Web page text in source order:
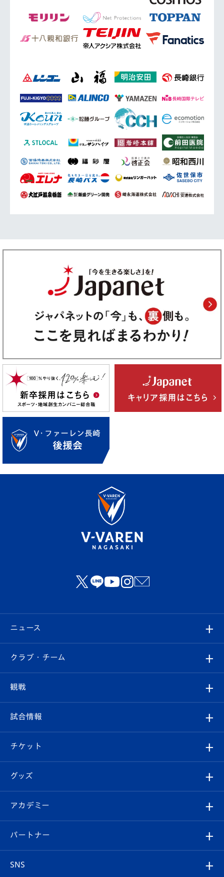
ニュース
すべて
クラブ
試合情報
チケット
イベント
メディア
クラブ・チーム
クラブ概要
エンブレム紹介
スタッフプロフィール
マスコット紹介
観戦
観戦ルール
はじめての観戦ガイド
Revive Team
ヴィヴィくんの長崎おもてなしガイド
試合情報
試合日程/結果
フォトギャラリー
スタジアムグルメ
チケット
チケット
V-LOVERS（ファンクラブ）
プレイヤーズスイート
グッズ
オンラインショップ
店舗情報
アカデミー
育成からのお知らせ
パートナー
SNS